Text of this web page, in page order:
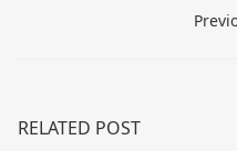
RELATED POST